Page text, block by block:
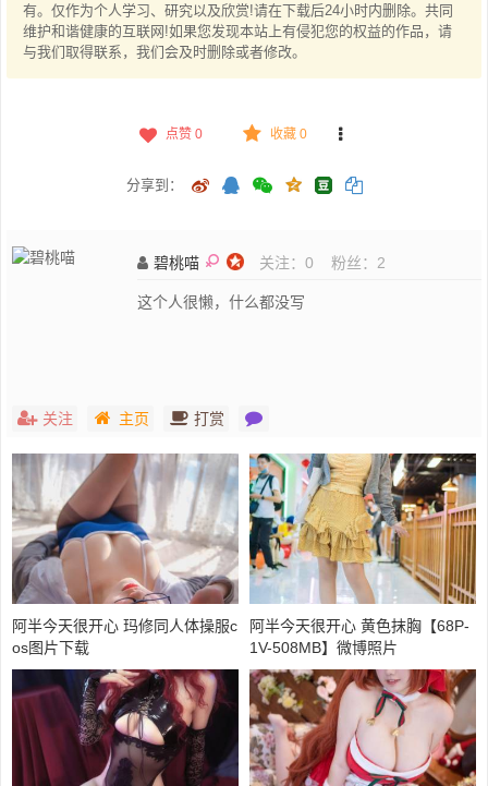
有。仅作为个人学习、研究以及欣赏!请在下载后24小时内删除。共同
维护和谐健康的互联网!如果您发现本站上有侵犯您的权益的作品，请
与我们取得联系，我们会及时删除或者修改。
点赞 0 收藏 0
分享到：
碧桃喵 关注： 0 粉丝： 2
这个人很懒，什么都没写
关注 主页 打赏
阿半今天很开心 玛修同人体操服c
os图片下载
阿半今天很开心 黄色抹胸【68P-
1V-508MB】微博照片